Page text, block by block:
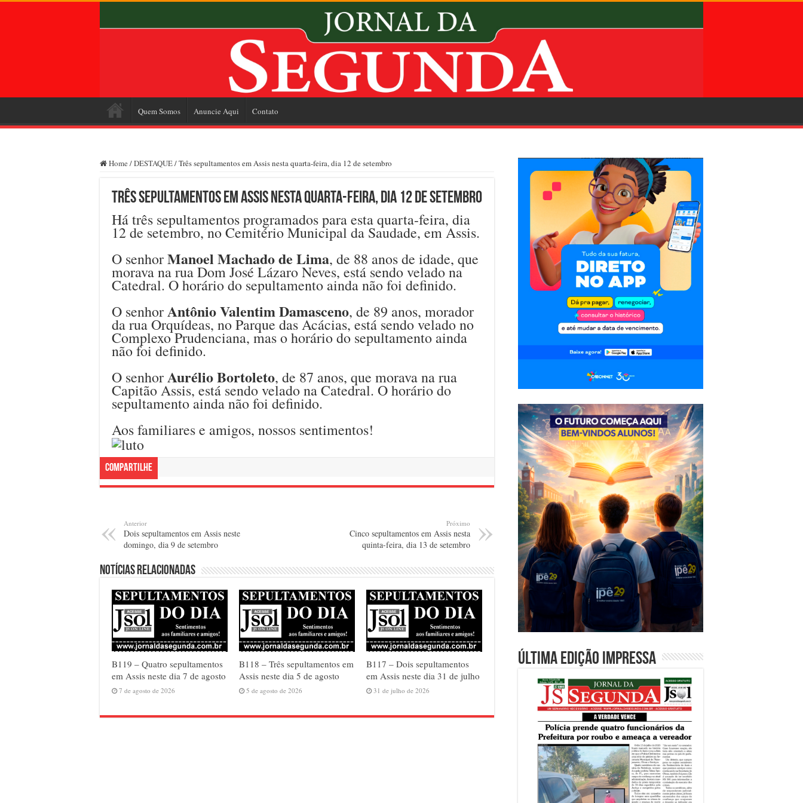
Quem Somos Anuncie Aqui Contato
Home /DESTAQUE/Três sepultamentos em Assis nesta quarta-feira, dia 12 de setembro
Três sepultamentos em Assis nesta quarta-feira, dia 12 de setembro
Há três sepultamentos programados para esta quarta-feira, dia
12 de setembro, no Cemitério Municipal da Saudade, em Assis.
O senhorManoel Machado de Lima, de 88 anos de idade, que
morava na rua Dom José Lázaro Neves, está sendo velado na
Catedral. O horário do sepultamento ainda não foi definido.
O senhorAntônio Valentim Damasceno, de 89 anos, morador
da rua Orquídeas, no Parque das Acácias, está sendo velado no
Complexo Prudenciana, mas o horário do sepultamento ainda
não foi definido.
O senhorAurélio Bortoleto, de 87 anos, que morava na rua
Capitão Assis, está sendo velado na Catedral. O horário do
sepultamento ainda não foi definido.
Aos familiares e amigos, nossos sentimentos!
Compartilhe
Anterior
Dois sepultamentos em Assis neste
domingo, dia 9 de setembro
Próximo
Cinco sepultamentos em Assis nesta
quinta-feira, dia 13 de setembro
Notícias relacionadas
B119 – Quatro sepultamentos
em Assis neste dia 7 de agosto
7 de agosto de 2026
B118 – Três sepultamentos em
Assis neste dia 5 de agosto
5 de agosto de 2026
B117 – Dois sepultamentos
em Assis neste dia 31 de julho
31 de julho de 2026
Última edição impressa